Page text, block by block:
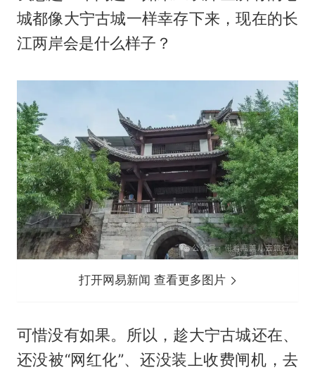
城都像大宁古城一样幸存下来，现在的长
江两岸会是什么样子？
打开网易新闻 查看更多图片
可惜没有如果。所以，趁大宁古城还在、
还没被“网红化”、还没装上收费闸机，去